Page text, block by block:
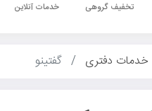
تخفیف گروهی خدمات آنلاین
خدمات دفتری گفتینو